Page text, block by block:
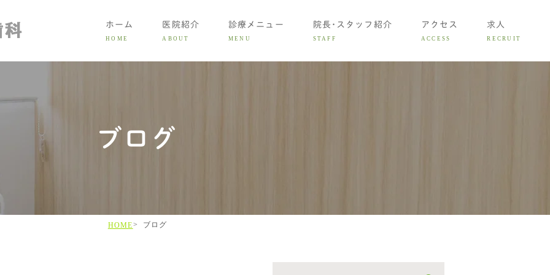
ホーム
HOME
医院紹介
ABOUT
診療メニュー
MENU
院長･スタッフ紹介
STAFF
アクセス
ACCESS
求人
RECRUIT
ブログ
HOME ブログ